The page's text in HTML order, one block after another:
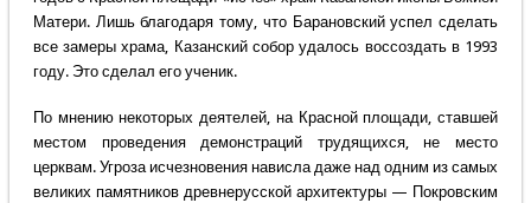
Матери. Лишь благодаря тому, что Барановский успел сделать
все замеры храма, Казанский собор удалось воссоздать в 1993
году. Это сделал его ученик.
По мнению некоторых деятелей, на Красной площади, ставшей
местом проведения демонстраций трудящихся, не место
церквам. Угроза исчезновения нависла даже над одним из самых
великих памятников древнерусской архитектуры — Покровским